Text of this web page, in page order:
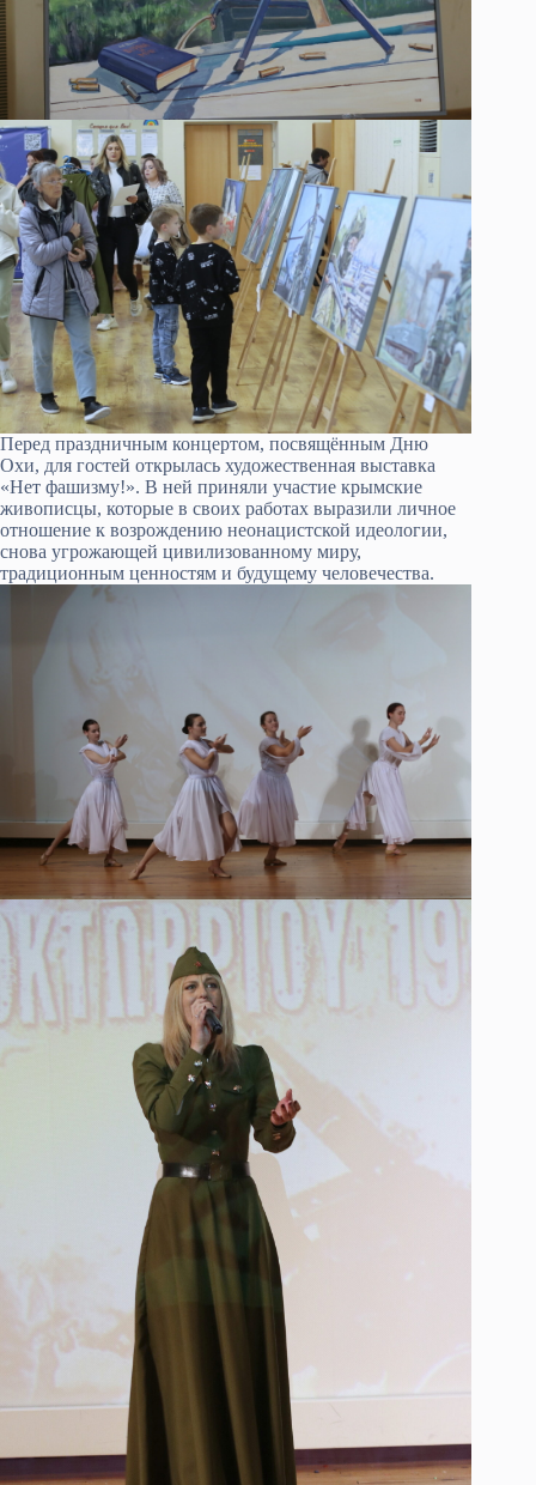
Перед праздничным концертом, посвящённым Дню
Охи, для гостей открылась художественная выставка
«Нет фашизму!». В ней приняли участие крымские
живописцы, которые в своих работах выразили личное
отношение к возрождению неонацистской идеологии,
снова угрожающей цивилизованному миру,
традиционным ценностям и будущему человечества.